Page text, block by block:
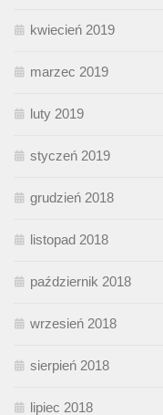
kwiecień 2019
marzec 2019
luty 2019
styczeń 2019
grudzień 2018
listopad 2018
październik 2018
wrzesień 2018
sierpień 2018
lipiec 2018